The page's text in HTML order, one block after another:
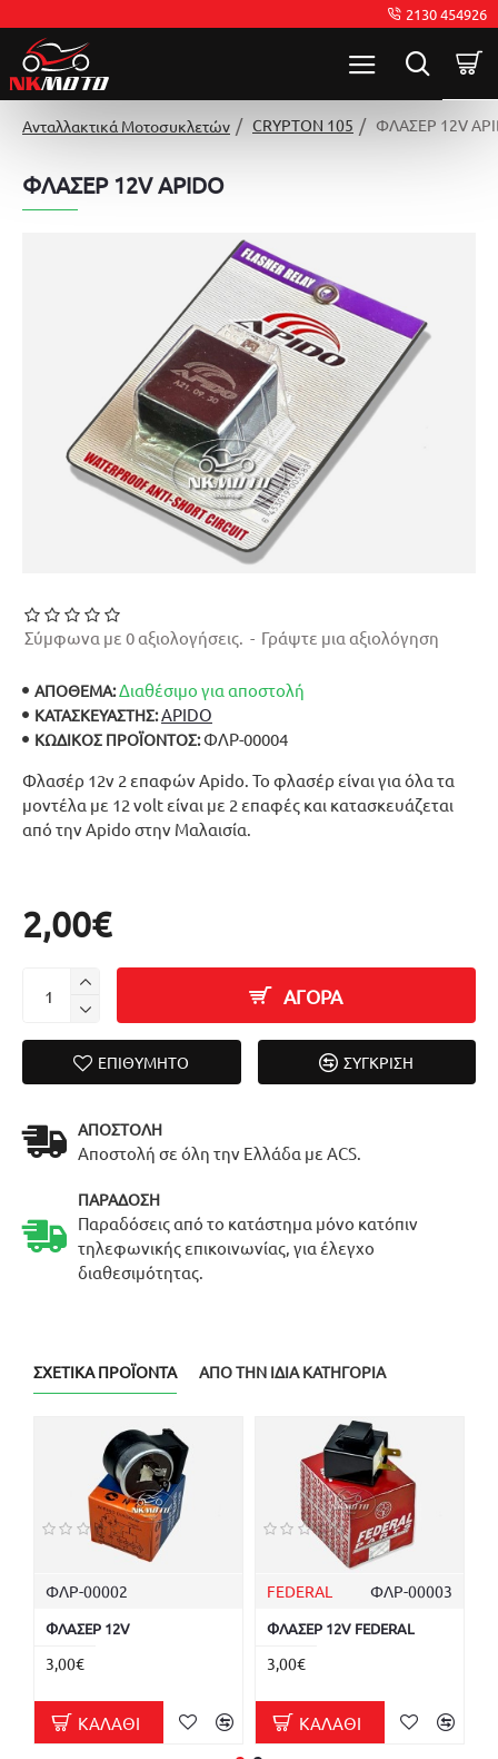
2130 454926
Ανταλλακτικά Μοτοσυκλετών CRYPTON 105 ΦΛΑΣΕΡ 12V
ΦΛΑΣΕΡ 12V APIDO
Φλασέρ 12v 2 επαφών Apido. Το φλασέρ είναι για όλα τα
μοντέλα με 12 volt είναι με 2 επαφές και κατασκευάζεται
από την Apido στην Μαλαισία.
ΑΠΟΘΕΜΑ:Διαθέσιμο για αποστολή
ΚΑΤΑΣΚΕΥΑΣΤΉΣ:APIDO
ΚΩΔΙΚΌΣ ΠΡΟΪΌΝΤΟΣ:ΦΛΡ-00004
Σύμφωνα με 0 αξιολογήσεις. - Γράψτε μια αξιολόγηση
2,00€
ΑΓΟΡΑ
ΕΠΙΘΥΜΗΤΌ ΣΎΓΚΡΙΣΗ
ΑΠΟΣΤΟΛΉ
Αποστολή σε όλη την Ελλάδα με ACS.
ΠΑΡΆΔΟΣΗ
Παραδόσεις από το κατάστημα μόνο κατόπιν
τηλεφωνικής επικοινωνίας, για έλεγχο
διαθεσιμότητας.
ΣΧΕΤΙΚΆ ΠΡΟΪΌΝΤΑ ΑΠΌ ΤΗΝ ΊΔΙΑ ΚΑΤΗΓΟΡΊΑ
ΦΛΡ-00002
ΦΛΑΣΕΡ 12V
3,00€
ΚΑΛΆΘΙ
FEDERAL ΦΛΡ-00003
ΦΛΑΣΕΡ 12V FEDERAL
3,00€
ΚΑΛΆΘΙ